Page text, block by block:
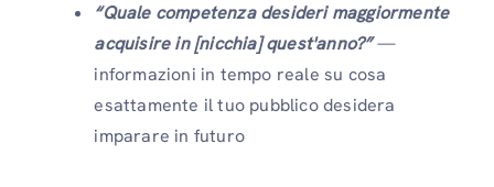
“Quale competenza desideri maggiormente
acquisire in [nicchia] quest'anno?”—
informazioni in tempo reale su cosa
esattamente il tuo pubblico desidera
imparare in futuro